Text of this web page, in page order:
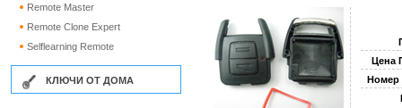
Remote Master
Remote Clone Expert
Selflearning Remote
КЛЮЧИ ОТ ДОМА
Цена
Номер